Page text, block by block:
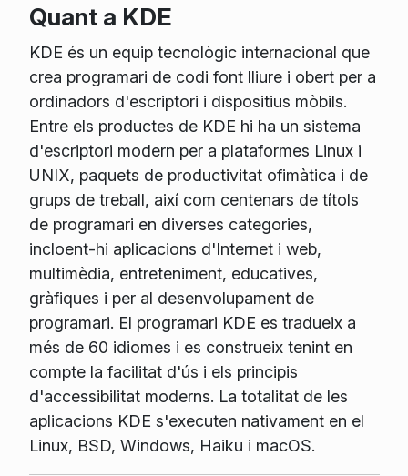
Quant a KDE
KDE és un equip tecnològic internacional que
crea programari de codi font lliure i obert per a
ordinadors d'escriptori i dispositius mòbils.
Entre els productes de KDE hi ha un sistema
d'escriptori modern per a plataformes Linux i
UNIX, paquets de productivitat ofimàtica i de
grups de treball, així com centenars de títols
de programari en diverses categories,
incloent-hi aplicacions d'Internet i web,
multimèdia, entreteniment, educatives,
gràfiques i per al desenvolupament de
programari. El programari KDE es tradueix a
més de 60 idiomes i es construeix tenint en
compte la facilitat d'ús i els principis
d'accessibilitat moderns. La totalitat de les
aplicacions KDE s'executen nativament en el
Linux, BSD, Windows, Haiku i macOS.